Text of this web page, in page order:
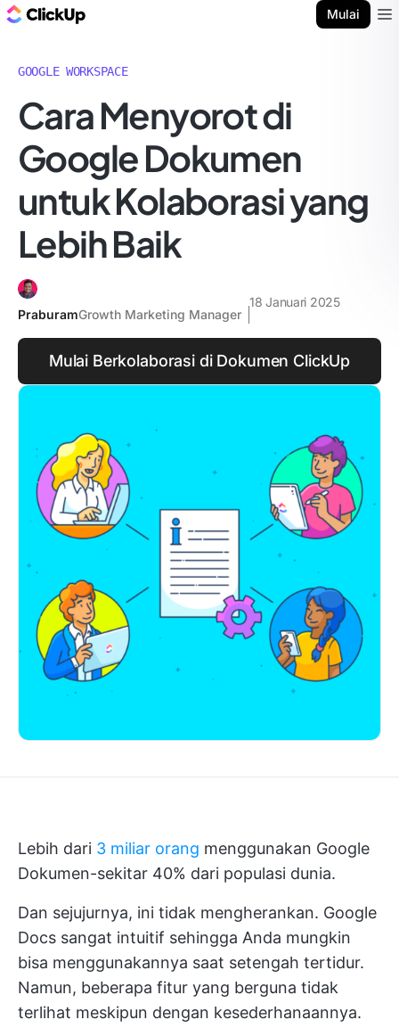
Mulai
GOOGLE WORKSPACE
Cara Menyorot di
Google Dokumen
untuk Kolaborasi yang
Lebih Baik
PraburamGrowth Marketing Manager
18 Januari 2025
Mulai Berkolaborasi di Dokumen ClickUp
Lebih dari 3 miliar orang menggunakan Google
Dokumen-sekitar 40% dari populasi dunia.
Dan sejujurnya, ini tidak mengherankan. Google
Docs sangat intuitif sehingga Anda mungkin
bisa menggunakannya saat setengah tertidur.
Namun, beberapa fitur yang berguna tidak
terlihat meskipun dengan kesederhanaannya.